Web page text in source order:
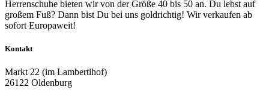
Herrenschuhe bieten wir von der Größe 40 bis 50 an. Du lebst auf
großem Fuß? Dann bist Du bei uns goldrichtig! Wir verkaufen ab
sofort Europaweit!
Kontakt
Markt 22 (im Lambertihof)
26122 Oldenburg